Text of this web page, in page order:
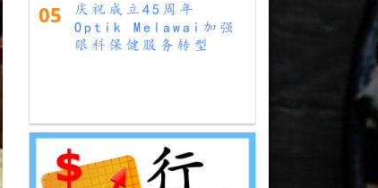
05
庆祝成立45周年
Optik Melawai加强
眼科保健服务转型